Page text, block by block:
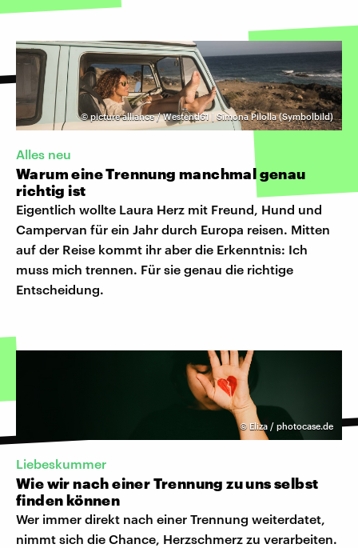
© picture alliance / Westend61 | Simona Pilolla (Symbolbild)
Alles neu
Warum eine Trennung manchmal genau
richtig ist
Eigentlich wollte Laura Herz mit Freund, Hund und
Campervan für ein Jahr durch Europa reisen. Mitten
auf der Reise kommt ihr aber die Erkenntnis: Ich
muss mich trennen. Für sie genau die richtige
Entscheidung.
© Eliza / photocase.de
Liebeskummer
Wie wir nach einer Trennung zu uns selbst
finden können
Wer immer direkt nach einer Trennung weiterdatet,
nimmt sich die Chance, Herzschmerz zu verarbeiten.